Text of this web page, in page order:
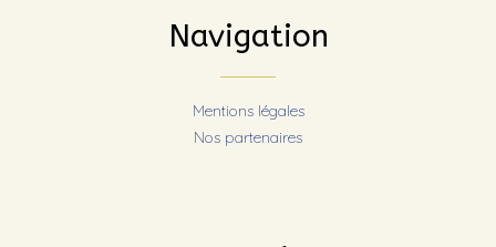
Navigation
Mentions légales
Nos partenaires